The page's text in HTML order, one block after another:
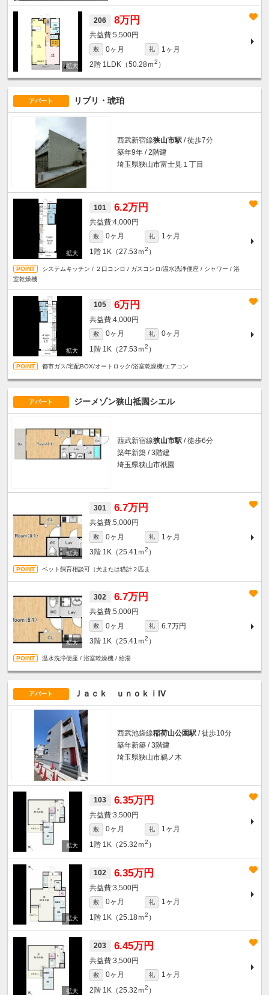
206 8万円
5,500円
敷 0ヶ月 礼
1ヶ月
2階 1LDK（50.28ｍ2 ）
アパート リブリ・琥珀
西武新宿線狭山市駅 / 徒歩7分
築年9年 / 2階建
埼玉県狭山市富士見１丁目
101 6.2万円
4,000円
敷 0ヶ月 礼
1ヶ月
1階 1K（27.53ｍ2 ）
システムキッチン / ２口コンロ / ガスコンロ/温水洗浄便座 / シャワー / 浴
室乾燥機
105 6万円
4,000円
敷 0ヶ月 礼
0ヶ月
1階 1K（27.53ｍ2 ）
都市ガス/宅配BOX/オートロック/浴室乾燥機/エアコン
アパート ジーメゾン狭山祗園シエル
西武新宿線狭山市駅 / 徒歩6分
築年新築 / 3階建
埼玉県狭山市祇園
301 6.7万円
5,000円
敷 0ヶ月 礼
1ヶ月
3階 1K（25.41ｍ2 ）
ペット飼育相談可（犬または猫計２匹ま
302 6.7万円
5,000円
敷 0ヶ月 礼
6.7万円
3階 1K（25.41ｍ2 ）
温水洗浄便座 / 浴室乾燥機 / 給湯
アパート Ｊａｃｋ ｕｎｏｋｉIV
西武池袋線稲荷山公園駅 / 徒歩10分
築年新築 / 3階建
埼玉県狭山市鵜ノ木
103 6.35万円
3,500円
敷 0ヶ月 礼
1ヶ月
1階 1K（25.32ｍ2 ）
102 6.35万円
3,500円
敷 0ヶ月 礼
1ヶ月
1階 1K（25.18ｍ2 ）
203 6.45万円
3,500円
敷 0ヶ月 礼
1ヶ月
2階 1K（25.32ｍ2 ）